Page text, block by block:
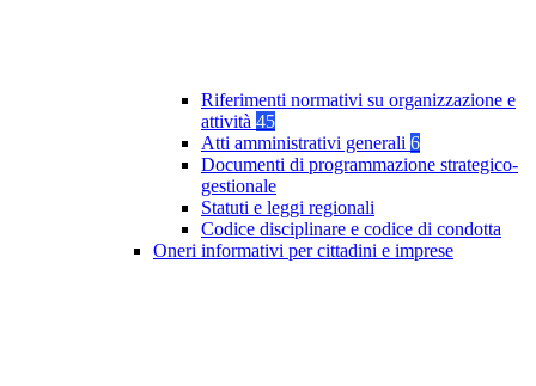
Riferimenti normativi su organizzazione e
attività 45
Atti amministrativi generali 6
Documenti di programmazione strategico-
gestionale
Statuti e leggi regionali
Codice disciplinare e codice di condotta
Oneri informativi per cittadini e imprese